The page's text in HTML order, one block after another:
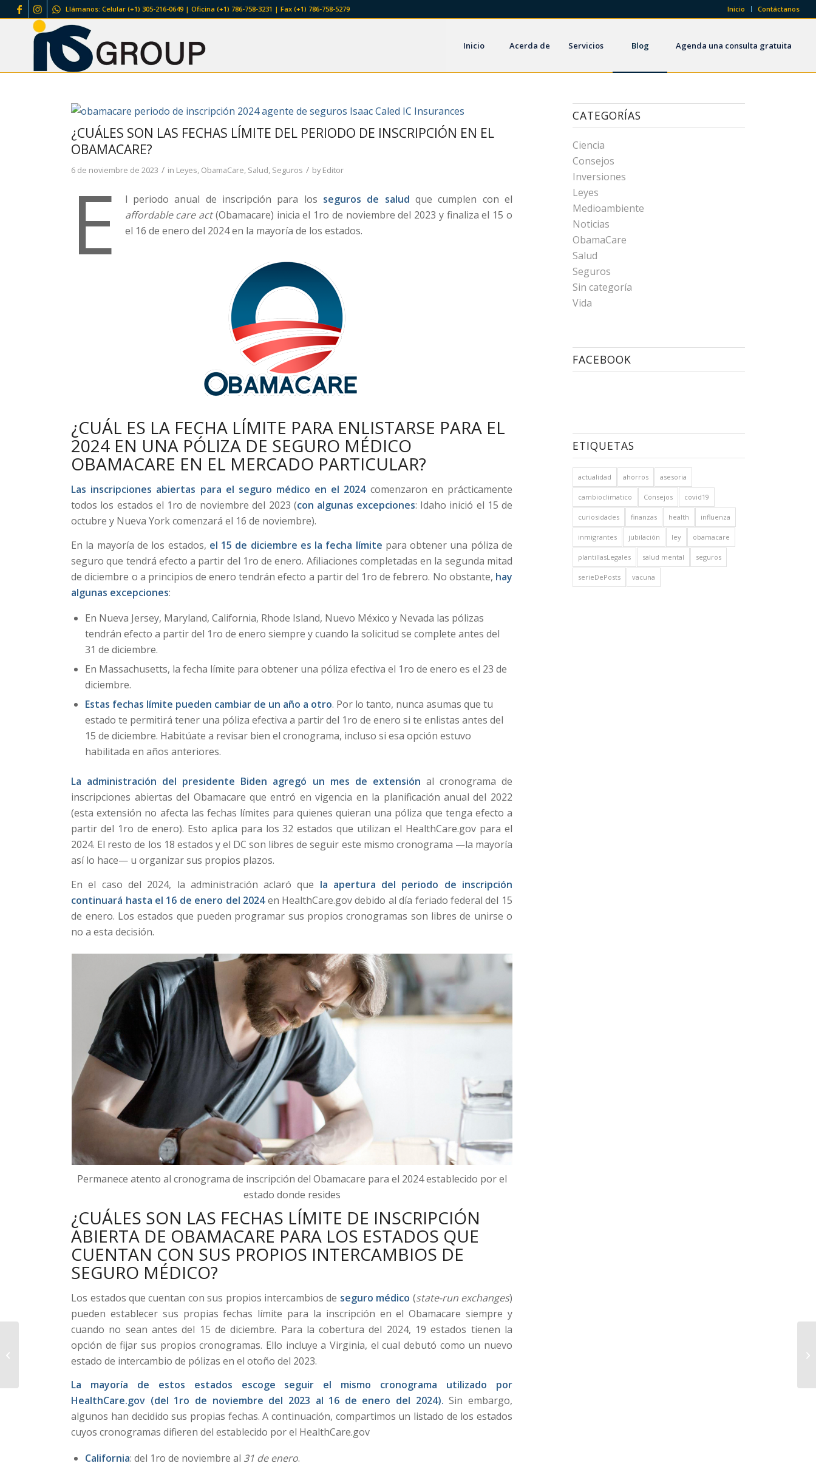
Inicio Contáctanos
Llámanos: Celular (+1) 305-216-0649 | Oficina (+1) 786-758-3231 | Fax (+1) 786-758-5279
Inicio Acerda de Servicios Blog Agenda una consulta gratuita
¿CUÁLES SON LAS FECHAS LÍMITE DEL PERIODO DE INSCRIPCIÓN EN EL
OBAMACARE?
6 de noviembre de 2023 / in Leyes, ObamaCare, Salud, Seguros / byEditor
E l periodo anual de inscripción para los seguros de salud que cumplen con el
affordable care act(Obamacare) inicia el 1ro de noviembre del 2023 y finaliza el 15 o
el 16 de enero del 2024 en la mayoría de los estados.
¿CUÁL ES LA FECHA LÍMITE PARA ENLISTARSE PARA EL
2024 EN UNA PÓLIZA DE SEGURO MÉDICO
OBAMACARE EN EL MERCADO PARTICULAR?
Las inscripciones abiertas para el seguro médico en el 2024comenzaron en prácticamente
todos los estados el 1ro de noviembre del 2023 (con algunas excepciones: Idaho inició el 15 de
octubre y Nueva York comenzará el 16 de noviembre).
En la mayoría de los estados, el 15 de diciembre es la fecha límite para obtener una póliza de
seguro que tendrá efecto a partir del 1ro de enero. Afiliaciones completadas en la segunda mitad
de diciembre o a principios de enero tendrán efecto a partir del 1ro de febrero. No obstante, hay
algunas excepciones:
En Nueva Jersey, Maryland, California, Rhode Island, Nuevo México y Nevada las pólizas
tendrán efecto a partir del 1ro de enero siempre y cuando la solicitud se complete antes del
31 de diciembre.
En Massachusetts, la fecha límite para obtener una póliza efectiva el 1ro de enero es el 23 de
diciembre.
Estas fechas límite pueden cambiar de un año a otro. Por lo tanto, nunca asumas que tu
estado te permitirá tener una póliza efectiva a partir del 1ro de enero si te enlistas antes del
15 de diciembre. Habitúate a revisar bien el cronograma, incluso si esa opción estuvo
habilitada en años anteriores.
La administración del presidente Biden agregó un mes de extensión al cronograma de
inscripciones abiertas del Obamacare que entró en vigencia en la planificación anual del 2022
(esta extensión no afecta las fechas límites para quienes quieran una póliza que tenga efecto a
partir del 1ro de enero). Esto aplica para los 32 estados que utilizan el HealthCare.gov para el
2024. El resto de los 18 estados y el DC son libres de seguir este mismo cronograma —la mayoría
así lo hace— u organizar sus propios plazos.
En el caso del 2024, la administración aclaró que la apertura del periodo de inscripción
continuará hasta el 16 de enero del 2024en HealthCare.gov debido al día feriado federal del 15
de enero. Los estados que pueden programar sus propios cronogramas son libres de unirse o
no a esta decisión.
Permanece atento al cronograma de inscripción del Obamacare para el 2024 establecido por el
estado donde resides
¿CUÁLES SON LAS FECHAS LÍMITE DE INSCRIPCIÓN
ABIERTA DE OBAMACARE PARA LOS ESTADOS QUE
CUENTAN CON SUS PROPIOS INTERCAMBIOS DE
SEGURO MÉDICO?
Los estados que cuentan con sus propios intercambios de seguro médico (state-run exchanges)
pueden establecer sus propias fechas límite para la inscripción en el Obamacare siempre y
cuando no sean antes del 15 de diciembre. Para la cobertura del 2024, 19 estados tienen la
opción de fijar sus propios cronogramas. Ello incluye a Virginia, el cual debutó como un nuevo
estado de intercambio de pólizas en el otoño del 2023.
La mayoría de estos estados escoge seguir el mismo cronograma utilizado por
HealthCare.gov (del 1ro de noviembre del 2023 al 16 de enero del 2024). Sin embargo,
algunos han decidido sus propias fechas. A continuación, compartimos un listado de los estados
cuyos cronogramas difieren del establecido por el HealthCare.gov
California: del 1ro de noviembre al 31 de enero.
CATEGORÍAS
Ciencia
Consejos
Inversiones
Leyes
Medioambiente
Noticias
ObamaCare
Salud
Seguros
Sin categoría
Vida
FACEBOOK
ETIQUETAS
actualidad ahorros asesoria
cambioclimatico Consejos covid19
curiosidades finanzas health influenza
inmigrantes jubilación ley obamacare
plantillasLegales salud mental seguros
serieDePosts vacuna
Seguro de Vida Entera